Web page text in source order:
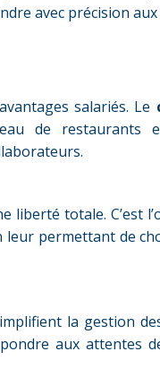
avec précision
salariés. Le
de restaurants
liberté totale. C’est
permettant de
la gestion
aux attentes